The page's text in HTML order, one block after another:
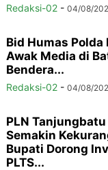
Redaksi-02 - 04/08/
Bid Humas Polda
Awak Media di
Bendera...
Redaksi-02 - 04/08/
PLN
Semakin
Bupati Dorong
PLTS...